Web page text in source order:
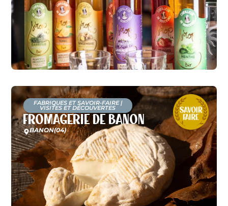
FABRIQUES ET SAVOIR-FAIRE|
VISITES ET DÉCOUVERTES
Fromagerie de Banon
BANON(04)